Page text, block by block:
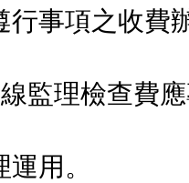
項之收費辦
檢查費應
用。